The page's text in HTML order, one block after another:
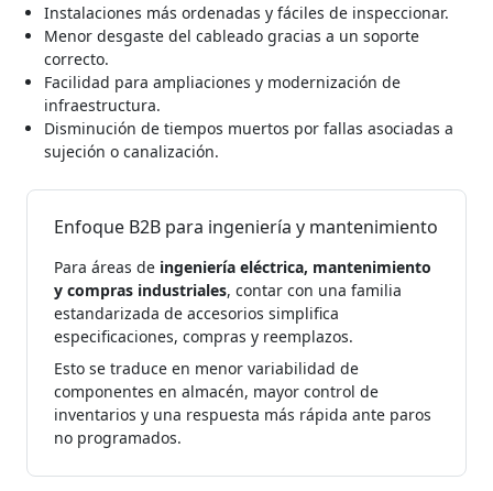
Instalaciones más ordenadas y fáciles de inspeccionar.
Menor desgaste del cableado gracias a un soporte
correcto.
Facilidad para ampliaciones y modernización de
infraestructura.
Disminución de tiempos muertos por fallas asociadas a
sujeción o canalización.
Enfoque B2B para ingeniería y mantenimiento
Para áreas de ingeniería eléctrica, mantenimiento
y compras industriales, contar con una familia
estandarizada de accesorios simplifica
especificaciones, compras y reemplazos.
Esto se traduce en menor variabilidad de
componentes en almacén, mayor control de
inventarios y una respuesta más rápida ante paros
no programados.